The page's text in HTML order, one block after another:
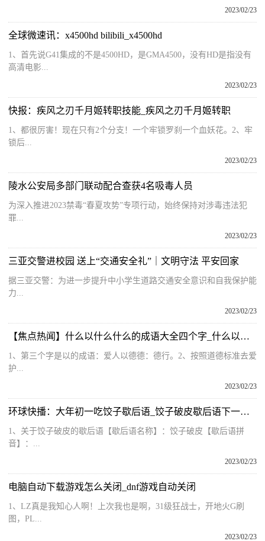
2023/02/23
全球微速讯：x4500hd bilibili_x4500hd
1、首先说G41集成的不是4500HD，是GMA4500，没有HD是指没有
高清电影...
2023/02/23
快报：疾风之刃千月姬转职技能_疾风之刃千月姬转职
1、都很厉害！现在只有2个分支！一个牢锁罗刹一个血妖花。2、牢
锁后...
2023/02/23
陵水公安局多部门联动配合查获4名吸毒人员
为深入推进2023禁毒“春夏攻势”专项行动，始终保持对涉毒违法犯
罪...
2023/02/23
三亚交警进校园 送上“交通安全礼”｜文明守法 平安回家
据三亚交警：为进一步提升中小学生道路交通安全意识和自我保护能
力...
2023/02/23
【焦点热闻】什么以什么什么的成语大全四个字_什么以什么什么
1、第三个字是以的成语：爱人以德德：德行。2、按照道德标准去爱
护...
2023/02/23
环球快播：大年初一吃饺子歇后语_饺子破皮歇后语下一句是什么
1、关于饺子破皮的歇后语【歇后语名称】：饺子破皮【歇后语拼
音】：...
2023/02/23
电脑自动下载游戏怎么关闭_dnf游戏自动关闭
1、LZ真是我知心人啊！上次我也是啊，31级狂战士，开地火G刷
图，PL...
2023/02/23